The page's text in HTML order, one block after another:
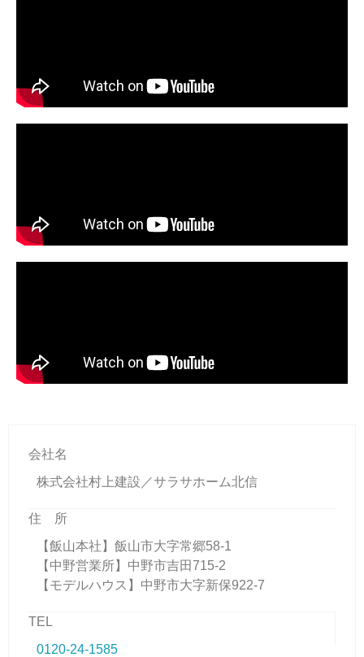
会社名
株式会社村上建設／サラサホーム北信
住 所
【飯山本社】飯山市大字常郷58-1
【中野営業所】中野市吉田715-2
【モデルハウス】中野市大字新保922-7
TEL
0120-24-1585